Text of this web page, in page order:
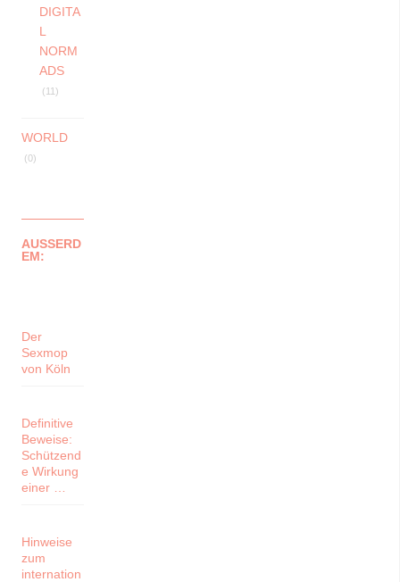
DIGITA
L
NORM
ADS
(11)
WORLD
(0)
AUSSERD
EM:
Der
Sexmop
von Köln
Definitive
Beweise:
Schützend
e Wirkung
einer …
Hinweise
zum
internation